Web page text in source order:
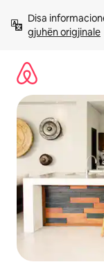
përmbajtja
Disa
gjuhën origjinale